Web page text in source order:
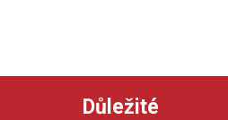
Důležité